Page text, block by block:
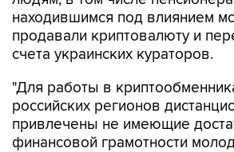
счета украинских кураторов.
"Для работы в
привлечены не имеющие
финансовой грамотности
стремящиеся к легкому
в ФСБ.